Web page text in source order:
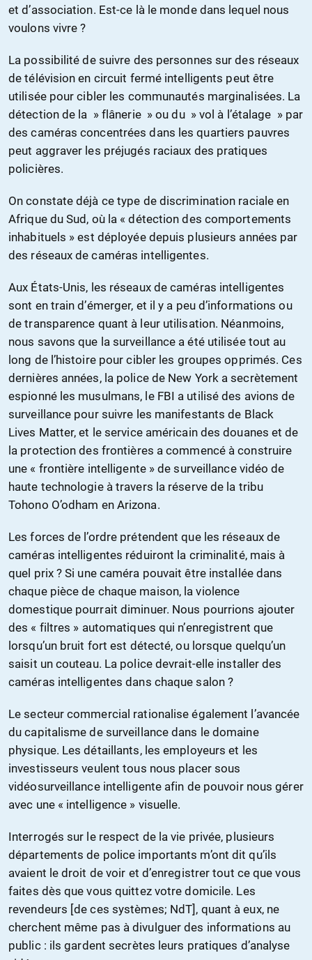
et d’association. Est-ce là le monde dans lequel nous
voulons vivre ?
La possibilité de suivre des personnes sur des réseaux
de télévision en circuit fermé intelligents peut être
utilisée pour cibler les communautés marginalisées. La
détection de la » flânerie » ou du » vol à l’étalage » par
des caméras concentrées dans les quartiers pauvres
peut aggraver les préjugés raciaux des pratiques
policières.
On constate déjà ce type de discrimination raciale en
Afrique du Sud, où la « détection des comportements
inhabituels » est déployée depuis plusieurs années par
des réseaux de caméras intelligentes.
Aux États-Unis, les réseaux de caméras intelligentes
sont en train d’émerger, et il y a peu d’informations ou
de transparence quant à leur utilisation. Néanmoins,
nous savons que la surveillance a été utilisée tout au
long de l’histoire pour cibler les groupes opprimés. Ces
dernières années, la police de New York a secrètement
espionné les musulmans, le FBI a utilisé des avions de
surveillance pour suivre les manifestants de Black
Lives Matter, et le service américain des douanes et de
la protection des frontières a commencé à construire
une « frontière intelligente » de surveillance vidéo de
haute technologie à travers la réserve de la tribu
Tohono O’odham en Arizona.
Les forces de l’ordre prétendent que les réseaux de
caméras intelligentes réduiront la criminalité, mais à
quel prix ? Si une caméra pouvait être installée dans
chaque pièce de chaque maison, la violence
domestique pourrait diminuer. Nous pourrions ajouter
des « filtres » automatiques qui n’enregistrent que
lorsqu’un bruit fort est détecté, ou lorsque quelqu’un
saisit un couteau. La police devrait-elle installer des
caméras intelligentes dans chaque salon ?
Le secteur commercial rationalise également l’avancée
du capitalisme de surveillance dans le domaine
physique. Les détaillants, les employeurs et les
investisseurs veulent tous nous placer sous
vidéosurveillance intelligente afin de pouvoir nous gérer
avec une « intelligence » visuelle.
Interrogés sur le respect de la vie privée, plusieurs
départements de police importants m’ont dit qu’ils
avaient le droit de voir et d’enregistrer tout ce que vous
faites dès que vous quittez votre domicile. Les
revendeurs [de ces systèmes; NdT], quant à eux, ne
cherchent même pas à divulguer des informations au
public : ils gardent secrètes leurs pratiques d’analyse